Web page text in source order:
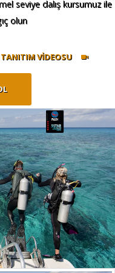
seviye dalış kursumuz ile
olun
TANITIM VİDEOSU
Okulu ?